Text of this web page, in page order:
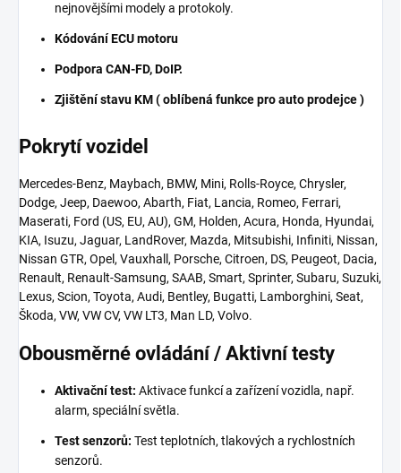
nejnovějšími modely a protokoly.
Kódování ECU motoru
Podpora CAN-FD, DoIP.
Zjištění stavu KM ( oblíbená funkce pro auto prodejce )
Pokrytí vozidel
Mercedes-Benz, Maybach, BMW, Mini, Rolls-Royce, Chrysler,
Dodge, Jeep, Daewoo, Abarth, Fiat, Lancia, Romeo, Ferrari,
Maserati, Ford (US, EU, AU), GM, Holden, Acura, Honda, Hyundai,
KIA, Isuzu, Jaguar, LandRover, Mazda, Mitsubishi, Infiniti, Nissan,
Nissan GTR, Opel, Vauxhall, Porsche, Citroen, DS, Peugeot, Dacia,
Renault, Renault-Samsung, SAAB, Smart, Sprinter, Subaru, Suzuki,
Lexus, Scion, Toyota, Audi, Bentley, Bugatti, Lamborghini, Seat,
Škoda, VW, VW CV, VW LT3, Man LD, Volvo.
Obousměrné ovládání / Aktivní testy
Aktivační test: Aktivace funkcí a zařízení vozidla, např.
alarm, speciální světla.
Test senzorů: Test teplotních, tlakových a rychlostních
senzorů.